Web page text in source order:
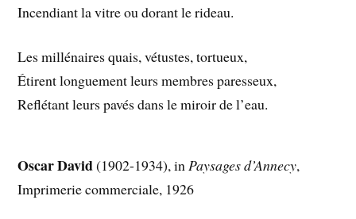
Incendiant la vitre ou dorant le rideau.
Les millénaires quais, vétustes, tortueux,
Étirent longuement leurs membres paresseux,
Reflétant leurs pavés dans le miroir de l’eau.
Oscar David(1902-1934), inPaysages d’Annecy,
Imprimerie commerciale, 1926